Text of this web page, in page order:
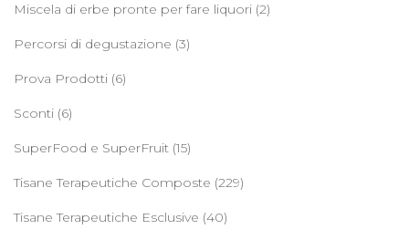
Miscela di erbe pronte per fare liquori (2)
Percorsi di degustazione (3)
Prova Prodotti (6)
Sconti (6)
SuperFood e SuperFruit (15)
Tisane Terapeutiche Composte (229)
Tisane Terapeutiche Esclusive (40)